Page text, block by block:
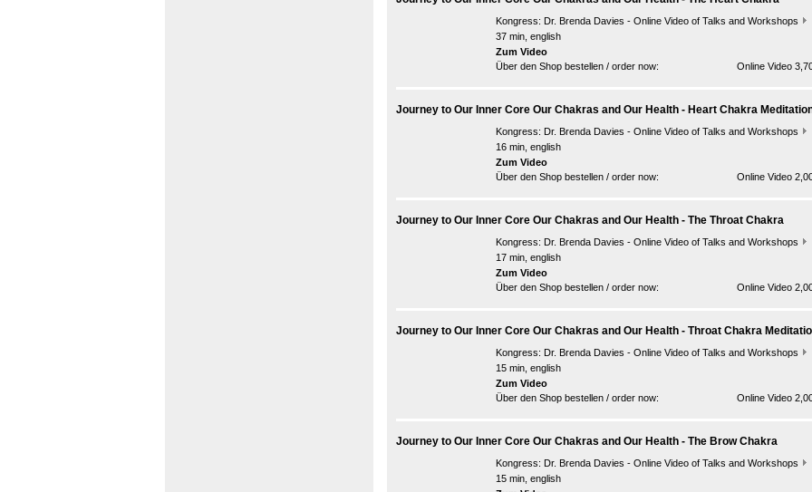
Kongress: Dr. Brenda Davies - Online Video of Talks and Workshops
37 min, english
Zum Video
Über den Shop bestellen / order now:
Online Video
Journey to Our Inner Core Our Chakras and Our Health - Heart Chakra
Kongress: Dr. Brenda Davies - Online Video of Talks and Workshops
16 min, english
Zum Video
Über den Shop bestellen / order now:
Online Video
Journey to Our Inner Core Our Chakras and Our Health - The Throat Chakra
Kongress: Dr. Brenda Davies - Online Video of Talks and Workshops
17 min, english
Zum Video
Über den Shop bestellen / order now:
Online Video
Journey to Our Inner Core Our Chakras and Our Health - Throat Chakra
Kongress: Dr. Brenda Davies - Online Video of Talks and Workshops
15 min, english
Zum Video
Über den Shop bestellen / order now:
Online Video
Journey to Our Inner Core Our Chakras and Our Health - The Brow Chakra
Kongress: Dr. Brenda Davies - Online Video of Talks and Workshops
15 min, english